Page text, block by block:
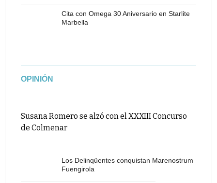
Cita con Omega 30 Aniversario en Starlite
Marbella
OPINIÓN
Susana Romero se alzó con el XXXIII Concurso
de Colmenar
Los Delinqüentes conquistan Marenostrum
Fuengirola